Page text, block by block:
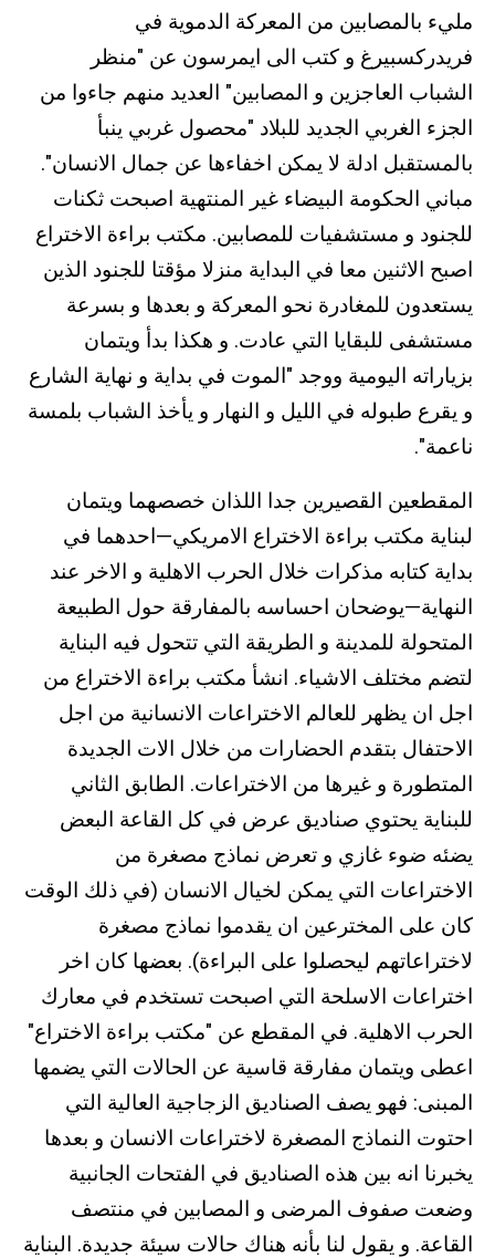
مليء بالمصابين من المعركة الدموية في
فريدركسبيرغ و كتب الى ايمرسون عن "منظر
الشباب العاجزين و المصابين" العديد منهم جاءوا من
الجزء الغربي الجديد للبلاد "محصول غربي ينبأ
بالمستقبل ادلة لا يمكن اخفاءها عن جمال الانسان".
مباني الحكومة البيضاء غير المنتهية اصبحت ثكنات
للجنود و مستشفيات للمصابين. مكتب براءة الاختراع
اصبح الاثنين معا في البداية منزلا مؤقتا للجنود الذين
يستعدون للمغادرة نحو المعركة و بعدها و بسرعة
مستشفى للبقايا التي عادت. و هكذا بدأ ويتمان
بزياراته اليومية ووجد "الموت في بداية و نهاية الشارع
و يقرع طبوله في الليل و النهار و يأخذ الشباب بلمسة
ناعمة".
المقطعين القصيرين جدا اللذان خصصهما ويتمان
لبناية مكتب براءة الاختراع الامريكي—احدهما في
بداية كتابه مذكرات خلال الحرب الاهلية و الاخر عند
النهاية—يوضحان احساسه بالمفارقة حول الطبيعة
المتحولة للمدينة و الطريقة التي تتحول فيه البناية
لتضم مختلف الاشياء. انشأ مكتب براءة الاختراع من
اجل ان يظهر للعالم الاختراعات الانسانية من اجل
الاحتفال بتقدم الحضارات من خلال الات الجديدة
المتطورة و غيرها من الاختراعات. الطابق الثاني
للبناية يحتوي صناديق عرض في كل القاعة البعض
يضئه ضوء غازي و تعرض نماذج مصغرة من
الاختراعات التي يمكن لخيال الانسان (في ذلك الوقت
كان على المخترعين ان يقدموا نماذج مصغرة
لاختراعاتهم ليحصلوا على البراءة). بعضها كان اخر
اختراعات الاسلحة التي اصبحت تستخدم في معارك
الحرب الاهلية. في المقطع عن "مكتب براءة الاختراع"
اعطى ويتمان مفارقة قاسية عن الحالات التي يضمها
المبنى: فهو يصف الصناديق الزجاجية العالية التي
احتوت النماذج المصغرة لاختراعات الانسان و بعدها
يخبرنا انه بين هذه الصناديق في الفتحات الجانبية
وضعت صفوف المرضى و المصابين في منتصف
القاعة. و يقول لنا بأنه هناك حالات سيئة جديدة. البناية